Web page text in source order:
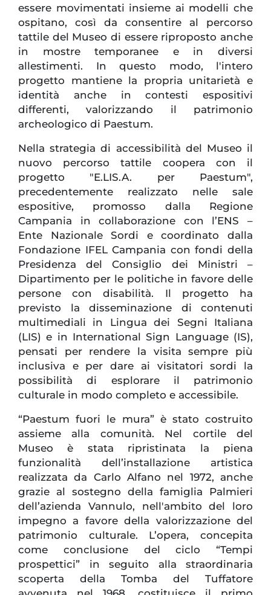
essere movimentati insieme ai modelli che
ospitano, così da consentire al percorso
tattile del Museo di essere riproposto anche
in mostre temporanee e in diversi
allestimenti. In questo modo, l'intero
progetto mantiene la propria unitarietà e
identità anche in contesti espositivi
differenti, valorizzando il patrimonio
archeologico di Paestum.
Nella strategia di accessibilità del Museo il
nuovo percorso tattile coopera con il
progetto "E.LIS.A. per Paestum",
precedentemente realizzato nelle sale
espositive, promosso dalla Regione
Campania in collaborazione con l’ENS –
Ente Nazionale Sordi e coordinato dalla
Fondazione IFEL Campania con fondi della
Presidenza del Consiglio dei Ministri –
Dipartimento per le politiche in favore delle
persone con disabilità. Il progetto ha
previsto la disseminazione di contenuti
multimediali in Lingua dei Segni Italiana
(LIS) e in International Sign Language (IS),
pensati per rendere la visita sempre più
inclusiva e per dare ai visitatori sordi la
possibilità di esplorare il patrimonio
culturale in modo completo e accessibile.
“Paestum fuori le mura” è stato costruito
assieme alla comunità. Nel cortile del
Museo è stata ripristinata la piena
funzionalità dell’installazione artistica
realizzata da Carlo Alfano nel 1972, anche
grazie al sostegno della famiglia Palmieri
dell’azienda Vannulo, nell'ambito del loro
impegno a favore della valorizzazione del
patrimonio culturale. L’opera, concepita
come conclusione del ciclo “Tempi
prospettici” in seguito alla straordinaria
scoperta della Tomba del Tuffatore